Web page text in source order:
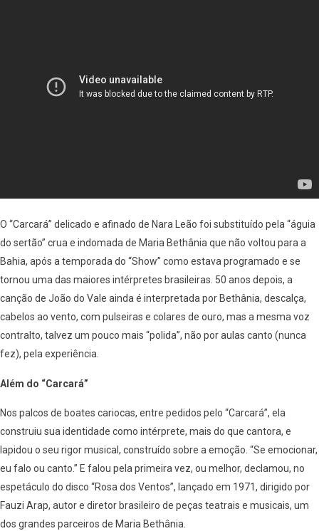
O “Carcará” delicado e afinado de Nara Leão foi substituído pela “águia
do sertão” crua e indomada de Maria Bethânia que não voltou para a
Bahia, após a temporada do “Show” como estava programado e se
tornou uma das maiores intérpretes brasileiras. 50 anos depois, a
canção de João do Vale ainda é interpretada por Bethânia, descalça,
cabelos ao vento, com pulseiras e colares de ouro, mas a mesma voz
contralto, talvez um pouco mais “polida”, não por aulas canto (nunca
fez), pela experiência.
Além do “Carcará”
Nos palcos de boates cariocas, entre pedidos pelo “Carcará”, ela
construiu sua identidade como intérprete, mais do que cantora, e
lapidou o seu rigor musical, construído sobre a emoção. “Se emocionar,
eu falo ou canto.” E falou pela primeira vez, ou melhor, declamou, no
espetáculo do disco “Rosa dos Ventos”, lançado em 1971, dirigido por
Fauzi Arap, autor e diretor brasileiro de peças teatrais e musicais, um
dos grandes parceiros de Maria Bethânia.